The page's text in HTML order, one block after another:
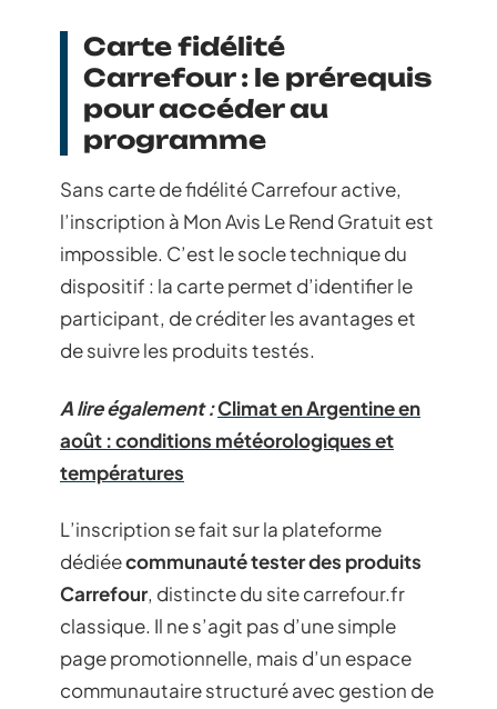
Carte fidélité
Carrefour : le prérequis
pour accéder au
programme
Sans carte de fidélité Carrefour active,
l’inscription à Mon Avis Le Rend Gratuit est
impossible. C’est le socle technique du
dispositif : la carte permet d’identifier le
participant, de créditer les avantages et
de suivre les produits testés.
A lire également :Climat en Argentine en
août : conditions météorologiques et
températures
L’inscription se fait sur la plateforme
dédiéecommunauté tester des produits
Carrefour, distincte du site carrefour.fr
classique. Il ne s’agit pas d’une simple
page promotionnelle, mais d’un espace
communautaire structuré avec gestion de